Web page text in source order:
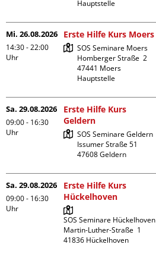
Hauptstelle
Mi. 26.08.2026
14:30 - 22:00
Uhr
Erste Hilfe Kurs Moers
SOS Seminare Moers
Homberger Straße  2
47441 Moers
Hauptstelle
Sa. 29.08.2026
09:00 - 16:30
Uhr
Erste Hilfe Kurs
Geldern
SOS Seminare Geldern
Issumer Straße 51
Sa. 29.08.2026
09:00 - 16:30
Uhr
Erste Hilfe Kurs
Hückelhoven
SOS Seminare Hückelhoven
Martin-Luther-Straße  1